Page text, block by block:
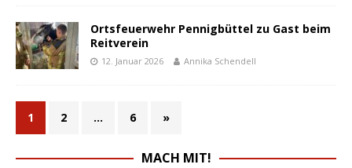
Ortsfeuerwehr Pennigbüttel zu Gast beim
Reitverein
12. Januar 2026 Annika Schendell
1 2 … 6 »
MACH MIT!